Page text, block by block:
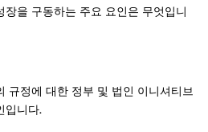
을 구동하는 주요 요인은 무엇입니
규정에 대한 정부 및 법인 이니셔티브
입니다.